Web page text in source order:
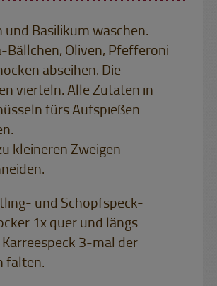
und Basilikum waschen.
Bällchen, Oliven, Pfefferoni
abseihen. Die
vierteln. Alle Zutaten in
fürs Aufspießen
kleineren Zweigen
und Schopfspeck-
1x quer und längs
3-mal der
falten.